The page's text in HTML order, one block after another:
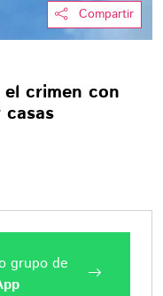
Compartir
el crimen con
grupo de